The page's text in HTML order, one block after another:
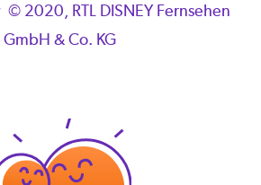
2020, RTL DISNEY Fernsehen
GmbH & Co. KG